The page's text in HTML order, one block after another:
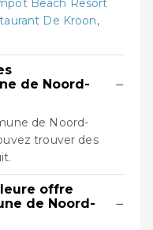
Beach Resort
De Kroon,
de Noord-
−
de Noord-
trouver des
offre
de Noord-
−